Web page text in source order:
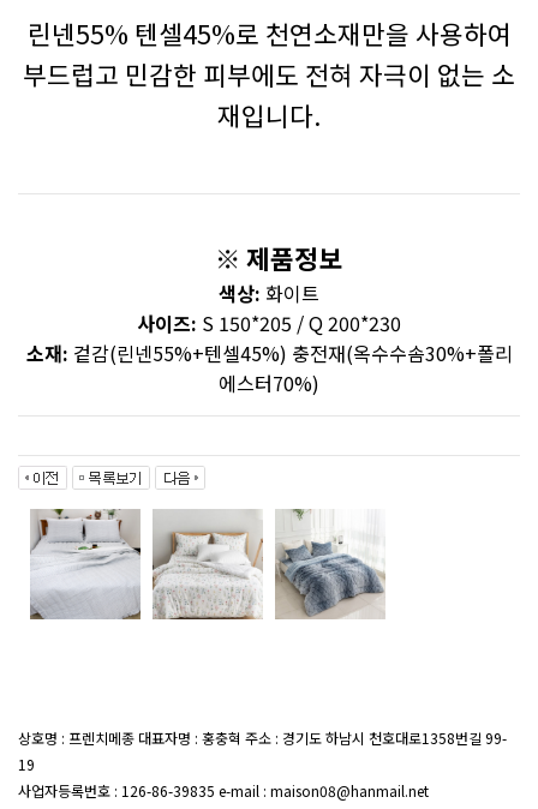
린넨55% 텐셀45%로 천연소재만을 사용하여
부드럽고 민감한 피부에도 전혀 자극이 없는 소
재입니다.
※ 제품정보
색상: 화이트
사이즈: S 150*205 / Q 200*230
소재: 겉감(린넨55%+텐셀45%) 충전재(옥수수솜30%+폴리
에스터70%)
상호명 : 프렌치메종 대표자명 : 홍충혁 주소 : 경기도 하남시 천호대로1358번길 99-
19
사업자등록번호 : 126-86-39835 e-mail : maison08@hanmail.net